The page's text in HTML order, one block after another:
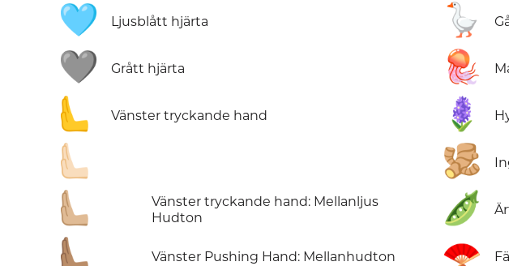
🩵 Ljusblått hjärta
🩶 Grått hjärta
🫷 Vänster tryckande hand
🫷🏻
🫷🏼
Vänster tryckande hand: Mellanljus
Hudton
🫷🏽 Vänster Pushing Hand: Mellanhudton
🪿
🪼
🪻
🫚
🫛
🪭